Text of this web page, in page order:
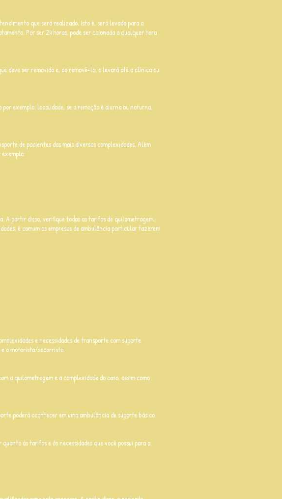
que será realizado. Isto é, será levado para a
Por ser 24 horas, pode ser acionada a qualquer hora
deve ser removido e, ao removê-lo, o levará até a clínica ou
exemplo: localidade, se a remoção é diurna ou noturna,
de pacientes das mais diversas complexidades. Além
A partir disso, verifique todas as tarifas de quilometragem,
é comum as empresas de ambulância particular fazerem
e necessidades de transporte com suporte
e o motorista/socorrista.
a quilometragem e a complexidade do caso, assim como
poderá acontecer em uma ambulância de suporte básico.
às tarifas e às necessidades que você possui para a